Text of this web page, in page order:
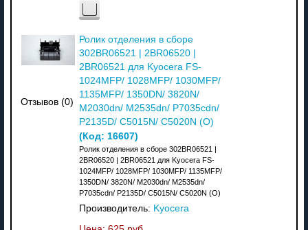
Отзывов (0)
Ролик отделения в сборе
302BR06521 | 2BR06520 |
2BR06521 для Kyocera FS-
1024MFP/ 1028MFP/ 1030MFP/
1135MFP/ 1350DN/ 3820N/
M2030dn/ M2535dn/ P7035cdn/
P2135D/ C5015N/ C5020N (О)
(Код: 16607)
Ролик отделения в сборе 302BR06521 |
2BR06520 | 2BR06521 для Kyocera FS-
1024MFP/ 1028MFP/ 1030MFP/ 1135MFP/
1350DN/ 3820N/ M2030dn/ M2535dn/
P7035cdn/ P2135D/ C5015N/ C5020N (О)
Производитель: Kyocera